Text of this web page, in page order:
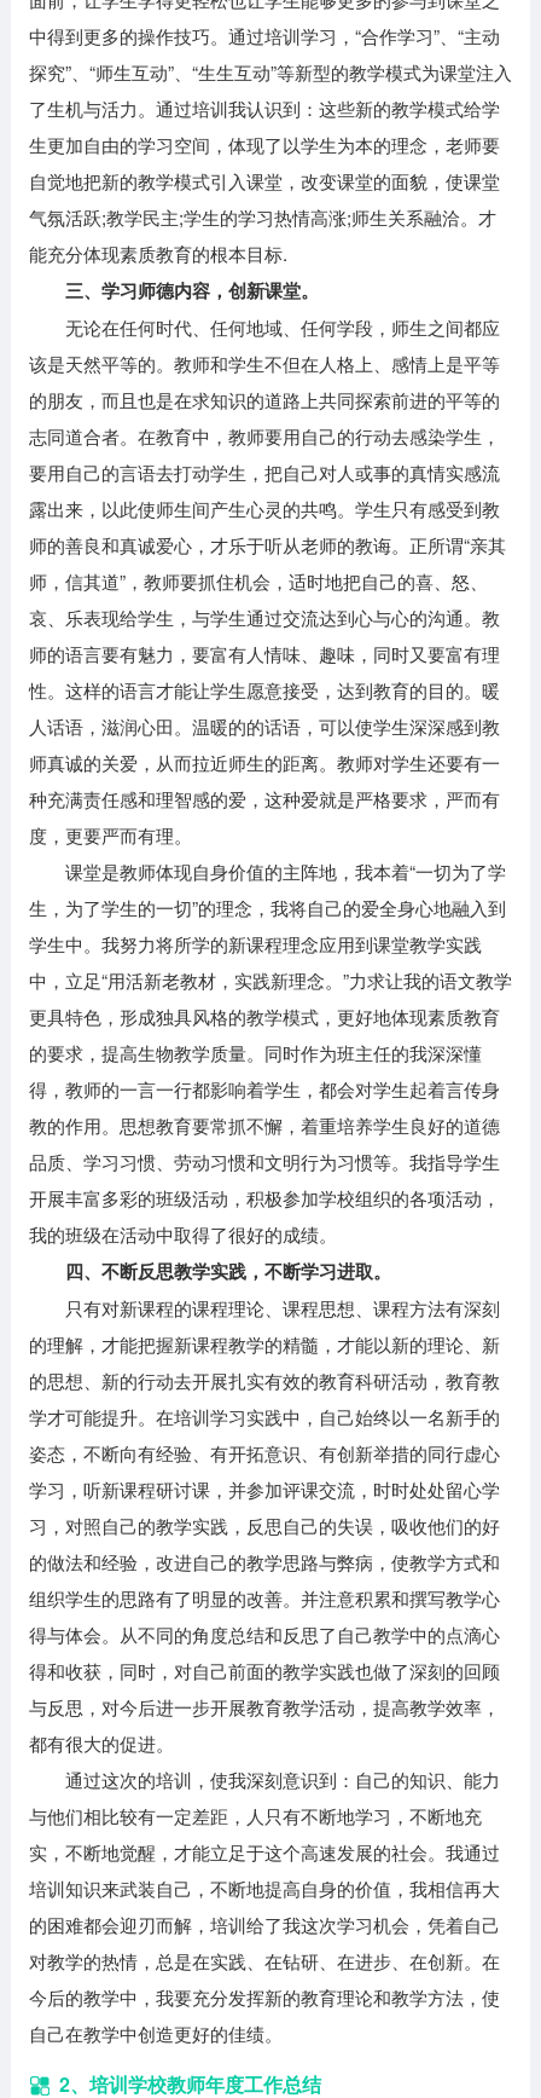
中得到更多的操作技巧。通过培训学习，“合作学习”、“主动
探究”、“师生互动”、“生生互动”等新型的教学模式为课堂注入
了生机与活力。通过培训我认识到：这些新的教学模式给学
生更加自由的学习空间，体现了以学生为本的理念，老师要
自觉地把新的教学模式引入课堂，改变课堂的面貌，使课堂
气氛活跃;教学民主;学生的学习热情高涨;师生关系融洽。才
能充分体现素质教育的根本目标.
三、学习师德内容，创新课堂。
无论在任何时代、任何地域、任何学段，师生之间都应
该是天然平等的。教师和学生不但在人格上、感情上是平等
的朋友，而且也是在求知识的道路上共同探索前进的平等的
志同道合者。在教育中，教师要用自己的行动去感染学生，
要用自己的言语去打动学生，把自己对人或事的真情实感流
露出来，以此使师生间产生心灵的共鸣。学生只有感受到教
师的善良和真诚爱心，才乐于听从老师的教诲。正所谓“亲其
师，信其道”，教师要抓住机会，适时地把自己的喜、怒、
哀、乐表现给学生，与学生通过交流达到心与心的沟通。教
师的语言要有魅力，要富有人情味、趣味，同时又要富有理
性。这样的语言才能让学生愿意接受，达到教育的目的。暖
人话语，滋润心田。温暖的的话语，可以使学生深深感到教
师真诚的关爱，从而拉近师生的距离。教师对学生还要有一
种充满责任感和理智感的爱，这种爱就是严格要求，严而有
度，更要严而有理。
课堂是教师体现自身价值的主阵地，我本着“一切为了学
生，为了学生的一切”的理念，我将自己的爱全身心地融入到
学生中。我努力将所学的新课程理念应用到课堂教学实践
中，立足“用活新老教材，实践新理念。”力求让我的语文教学
更具特色，形成独具风格的教学模式，更好地体现素质教育
的要求，提高生物教学质量。同时作为班主任的我深深懂
得，教师的一言一行都影响着学生，都会对学生起着言传身
教的作用。思想教育要常抓不懈，着重培养学生良好的道德
品质、学习习惯、劳动习惯和文明行为习惯等。我指导学生
开展丰富多彩的班级活动，积极参加学校组织的各项活动，
我的班级在活动中取得了很好的成绩。
四、不断反思教学实践，不断学习进取。
只有对新课程的课程理论、课程思想、课程方法有深刻
的理解，才能把握新课程教学的精髓，才能以新的理论、新
的思想、新的行动去开展扎实有效的教育科研活动，教育教
学才可能提升。在培训学习实践中，自己始终以一名新手的
姿态，不断向有经验、有开拓意识、有创新举措的同行虚心
学习，听新课程研讨课，并参加评课交流，时时处处留心学
习，对照自己的教学实践，反思自己的失误，吸收他们的好
的做法和经验，改进自己的教学思路与弊病，使教学方式和
组织学生的思路有了明显的改善。并注意积累和撰写教学心
得与体会。从不同的角度总结和反思了自己教学中的点滴心
得和收获，同时，对自己前面的教学实践也做了深刻的回顾
与反思，对今后进一步开展教育教学活动，提高教学效率，
都有很大的促进。
通过这次的培训，使我深刻意识到：自己的知识、能力
与他们相比较有一定差距，人只有不断地学习，不断地充
实，不断地觉醒，才能立足于这个高速发展的社会。我通过
培训知识来武装自己，不断地提高自身的价值，我相信再大
的困难都会迎刃而解，培训给了我这次学习机会，凭着自己
对教学的热情，总是在实践、在钻研、在进步、在创新。在
今后的教学中，我要充分发挥新的教育理论和教学方法，使
自己在教学中创造更好的佳绩。
2、培训学校教师年度工作总结